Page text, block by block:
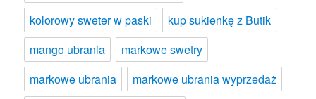
kolorowy sweter w paski
kup sukienkę z Butik
mango ubrania
markowe swetry
markowe ubrania
markowe ubrania wyprzedaż